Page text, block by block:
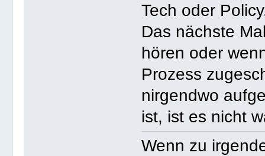
Tech oder
Das nächste
hören oder
Prozess
nirgendwo
ist, ist es nicht
Wenn zu